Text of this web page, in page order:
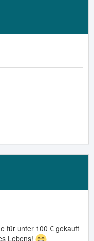
für unter 100 € gekauft
Lebens!